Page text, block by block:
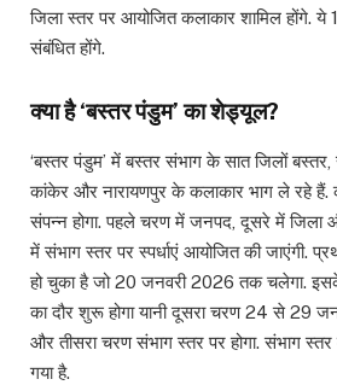
जिला स्तर पर आयोजित कलाकार शामिल होंगे.
संबंधित होंगे.
क्या है ‘बस्तर पंडुम’ का शेड्यूल?
‘बस्तर पंडुम’ में बस्तर संभाग के सात जिलों बस्तर,
कांकेर और नारायणपुर के कलाकार भाग ले रहे हैं.
संपन्न होगा. पहले चरण में जनपद, दूसरे में
में संभाग स्तर पर स्पर्धाएं आयोजित की जाएंगी.
हो चुका है जो 20 जनवरी 2026 तक चलेगा. इसके
का दौर शुरू होगा यानी दूसरा चरण 24 से 29
और तीसरा चरण संभाग स्तर पर होगा. संभाग स्तर
गया है.